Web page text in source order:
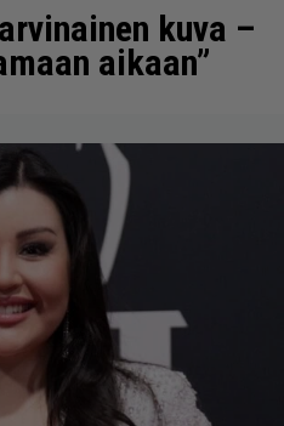
kuva –
aikaan”